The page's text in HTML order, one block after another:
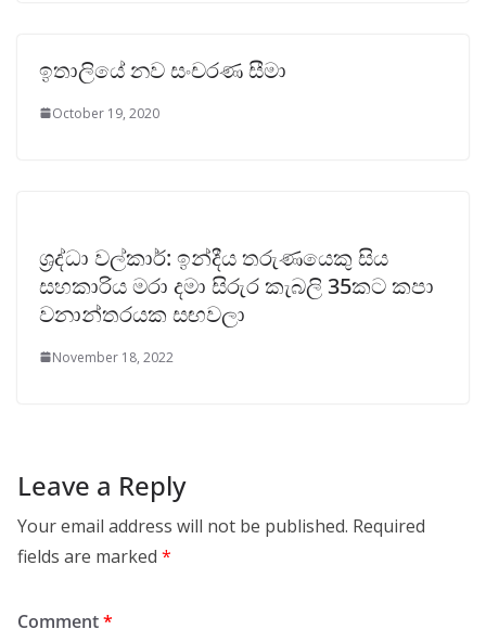
ඉතාලියේ නව සංචරණ සීමා
October 19, 2020
ශ්‍රද්ධා වල්කාර්: ඉන්දීය තරුණයෙකු සිය
සහකාරිය මරා දමා සිරුර කැබලි 35කට කපා
වනාන්තරයක සඟවලා
November 18, 2022
Leave a Reply
Your email address will not be published. Required
fields are marked *
Comment*